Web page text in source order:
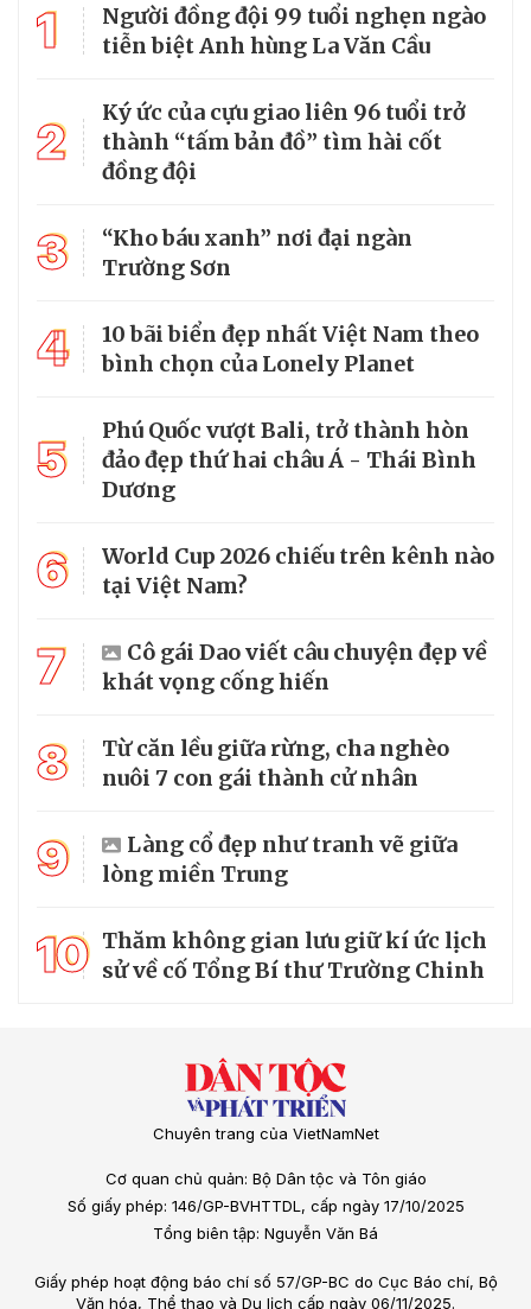
1
Người đồng đội 99 tuổi nghẹn ngào
tiễn biệt Anh hùng La Văn Cầu
2
Ký ức của cựu giao liên 96 tuổi trở
thành “tấm bản đồ” tìm hài cốt
đồng đội
3
“Kho báu xanh” nơi đại ngàn
Trường Sơn
4
10 bãi biển đẹp nhất Việt Nam theo
bình chọn của Lonely Planet
5
Phú Quốc vượt Bali, trở thành hòn
đảo đẹp thứ hai châu Á - Thái Bình
Dương
6
World Cup 2026 chiếu trên kênh nào
tại Việt Nam?
7
Cô gái Dao viết câu chuyện đẹp về
khát vọng cống hiến
8
Từ căn lều giữa rừng, cha nghèo
nuôi 7 con gái thành cử nhân
9
Làng cổ đẹp như tranh vẽ giữa
lòng miền Trung
10 Thăm không gian lưu giữ kí ức lịch
sử về cố Tổng Bí thư Trường Chinh
Chuyên trang của VietNamNet
Cơ quan chủ quản: Bộ Dân tộc và Tôn giáo
Số giấy phép: 146/GP-BVHTTDL, cấp ngày 17/10/2025
Tổng biên tập: Nguyễn Văn Bá
Giấy phép hoạt động báo chí số 57/GP-BC do Cục Báo chí, Bộ
Văn hóa, Thể thao và Du lịch cấp ngày 06/11/2025.